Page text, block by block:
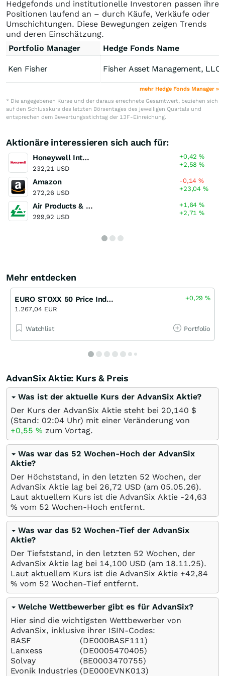
Hedgefonds und institutionelle Investoren passen ihre
Positionen laufend an – durch Käufe, Verkäufe oder
Umschichtungen. Diese Bewegungen zeigen Trends
und deren Einschätzung.
Portfolio Manager
Hedge Fonds Name
Ken Fisher Fisher Asset Management, LLC
mehr Hedge Fonds Manager »
* Die angegebenen Kurse und der daraus errechnete Gesamtwert, beziehen sich
auf den Schlusskurs des letzten Börsentages des jeweiligen Quartals und
entsprechen dem Bewertungsstichtag der 13F-Einreichung.
Aktionäre interessieren sich auch für:
Honeywell International
232,21 USD
+0,42%
+2,58%
Amazon
272,26 USD
-0,14%
+23,04%
Air Products & Chemicals
299,92 USD
+1,64%
+2,71%
Mehr entdecken
EURO STOXX 50 Price Index Bonus Sonstige bis 2027/04 (BNP)
1.267,04 EUR
+0,29%
Watchlist Portfolio
AdvanSix Aktie: Kurs & Preis
Was ist der aktuelle Kurs der AdvanSix Aktie?
Der Kurs der AdvanSix Aktie steht bei 20,140 $
(Stand: 02:04 Uhr) mit einer Veränderung von
+0,55 % zum Vortag.
Was war das 52 Wochen-Hoch der AdvanSix
Aktie?
Der Höchststand, in den letzten 52 Wochen, der
AdvanSix Aktie lag bei 26,72 USD (am 05.05.26).
Laut aktuellem Kurs ist die AdvanSix Aktie -24,63
% vom 52 Wochen-Hoch entfernt.
Was war das 52 Wochen-Tief der AdvanSix
Aktie?
Der Tiefststand, in den letzten 52 Wochen, der
AdvanSix Aktie lag bei 14,100 USD (am 18.11.25).
Laut aktuellem Kurs ist die AdvanSix Aktie +42,84
% vom 52 Wochen-Tief entfernt.
Welche Wettbewerber gibt es für AdvanSix?
Hier sind die wichtigsten Wettbewerber von
AdvanSix, inklusive ihrer ISIN-Codes:
BASF
(DE000BASF111)
Lanxess
(DE0005470405)
Solvay
(BE0003470755)
Evonik Industries (DE000EVNK013)